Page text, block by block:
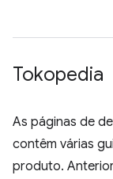
Tokopedia
As páginas de
contêm várias
produto.